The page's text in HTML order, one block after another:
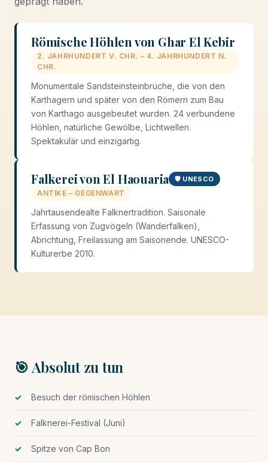
Römische Höhlen von Ghar El Kebir
2. JAHRHUNDERT V. CHR. – 4. JAHRHUNDERT N.
CHR.
Monumentale Sandsteinsteinbrüche, die von den
Karthagern und später von den Römern zum Bau
von Karthago ausgebeutet wurden. 24 verbundene
Höhlen, natürliche Gewölbe, Lichtwellen.
Spektakulär und einzigartig.
Falkerei von El Haouaria 🛡️ UNESCO
ANTIKE – GEGENWART
Jahrtausendealte Falknertradition. Saisonale
Erfassung von Zugvögeln (Wanderfalken),
Abrichtung, Freilassung am Saisonende. UNESCO-
Kulturerbe 2010.
🎯 Absolut zu tun
Besuch der römischen Höhlen
Falknerei-Festival (Juni)
Spitze von Cap Bon